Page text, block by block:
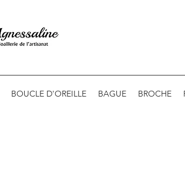
BOUCLE D'OREILLE BAGUE BROCHE